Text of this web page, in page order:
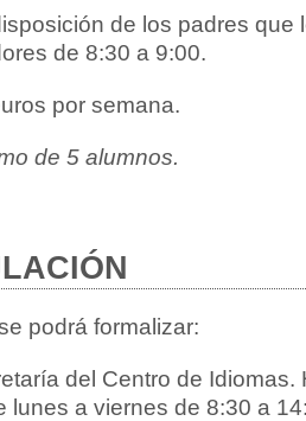
de los padres que
de 8:30 a 9:00.
por semana.
de 5 alumnos.
podrá formalizar:
del Centro de Idiomas.
lunes a viernes de 8:30 a